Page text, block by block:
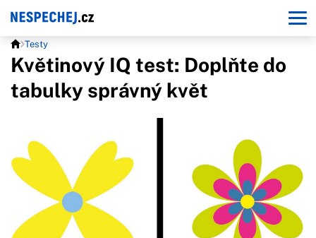
Testy
Květinový IQ test: Doplňte do
tabulky správný květ